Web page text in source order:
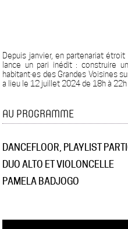
Depuis janvier, en partenariat
lance un pari inédit : construire
habitant·es des Grandes Voisines
a lieu le 12 juillet 2024 de 18h à 22h
AU PROGRAMME
DANCEFLOOR, PLAYLIST
DUO ALTO ET VIOLONCELLE
PAMELA BADJOGO